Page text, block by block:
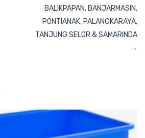
BALIKPAPAN, BANJARMASIN,
PONTIANAK, PALANGKARAYA,
TANJUNG SELOR & SAMARINDA